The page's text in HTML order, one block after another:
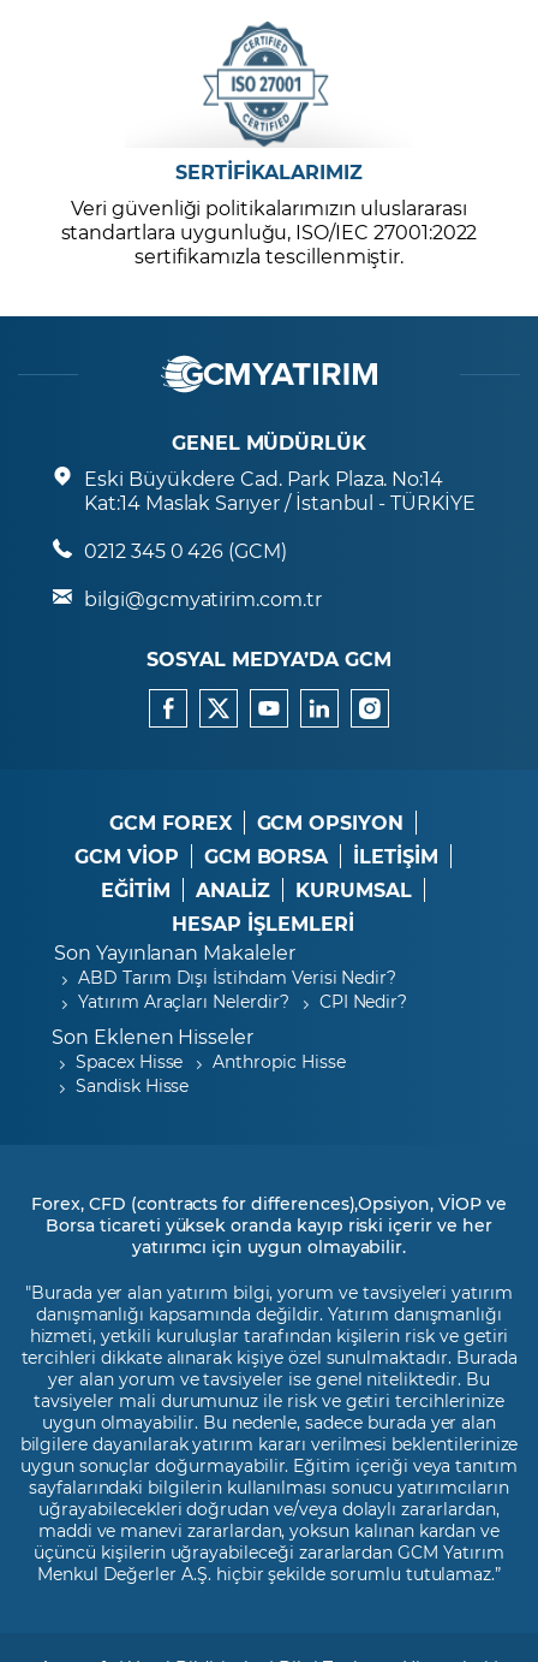
SERTİFİKALARIMIZ
Veri güvenliği politikalarımızın uluslararası
standartlara uygunluğu, ISO/IEC 27001:2022
sertifikamızla tescillenmiştir.
GENEL MÜDÜRLÜK
Eski Büyükdere Cad. Park Plaza. No:14
Kat:14 Maslak Sarıyer / İstanbul - TÜRKİYE
0212 345 0 426 (GCM)
bilgi@gcmyatirim.com.tr
SOSYAL MEDYA’DA GCM
GCM FOREX
GCM OPSIYON
GCM VİOP
GCM BORSA
İLETİŞİM
EĞİTİM
ANALİZ
KURUMSAL
HESAP İŞLEMLERİ
Son Yayınlanan Makaleler
ABD Tarım Dışı İstihdam Verisi Nedir?
Yatırım Araçları Nelerdir?
CPI Nedir?
Son Eklenen Hisseler
Spacex Hisse
Anthropic Hisse
Sandisk Hisse
Forex, CFD (contracts for differences),Opsiyon, VİOP ve
Borsa ticareti yüksek oranda kayıp riski içerir ve her
yatırımcı için uygun olmayabilir.
"Burada yer alan yatırım bilgi, yorum ve tavsiyeleri yatırım
danışmanlığı kapsamında değildir. Yatırım danışmanlığı
hizmeti, yetkili kuruluşlar tarafından kişilerin risk ve getiri
tercihleri dikkate alınarak kişiye özel sunulmaktadır. Burada
yer alan yorum ve tavsiyeler ise genel niteliktedir. Bu
tavsiyeler mali durumunuz ile risk ve getiri tercihlerinize
uygun olmayabilir. Bu nedenle, sadece burada yer alan
bilgilere dayanılarak yatırım kararı verilmesi beklentilerinize
uygun sonuçlar doğurmayabilir. Eğitim içeriği veya tanıtım
sayfalarındaki bilgilerin kullanılması sonucu yatırımcıların
uğrayabilecekleri doğrudan ve/veya dolaylı zararlardan,
maddi ve manevi zararlardan, yoksun kalınan kardan ve
üçüncü kişilerin uğrayabileceği zararlardan GCM Yatırım
Menkul Değerler A.Ş. hiçbir şekilde sorumlu tutulamaz.”